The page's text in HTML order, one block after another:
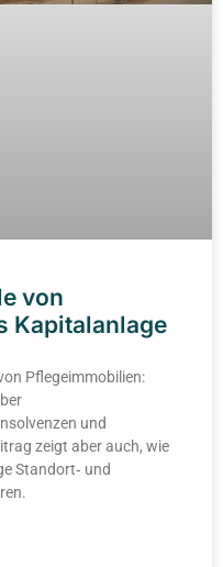
von
Kapitalanlage
Pflegeimmobilien:
und
zeigt aber auch, wie
Standort‑ und